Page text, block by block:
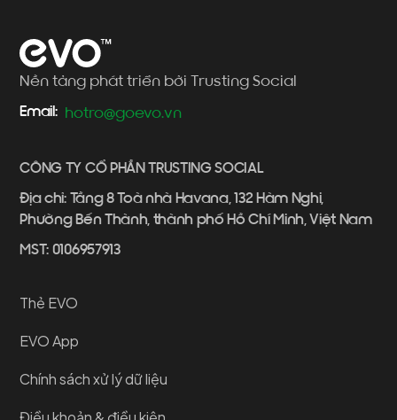
Nền tảng phát triển bởi Trusting Social
Email: hotro@goevo.vn
CÔNG TY CỔ PHẦN TRUSTING SOCIAL
Địa chỉ: Tầng 8 Toà nhà Havana, 132 Hàm Nghi,
Phường Bến Thành, thành phố Hồ Chí Minh, Việt Nam
MST: 0106957913
Thẻ EVO
EVO App
Chính sách xử lý dữ liệu